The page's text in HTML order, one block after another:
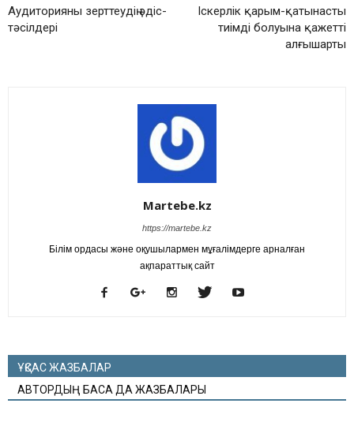
Аудиторияны зерттеудің әдіс-
тәсілдері
Іскерлік қарым-қатынастың
тиімді болуына қажетті
алғышарты
Martebe.kz
https://martebe.kz
Білім ордасы және оқушылармен мұғалімдерге арналған
ақпараттық сайт
ҰҚСАС ЖАЗБАЛАР
АВТОРДЫҢ БАСҚА ДА ЖАЗБАЛАРЫ